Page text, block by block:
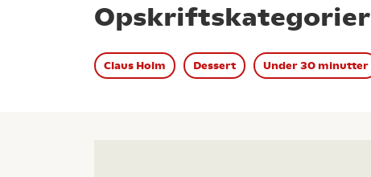
Opskriftskategorier
Claus Holm Dessert Under 30 minutter